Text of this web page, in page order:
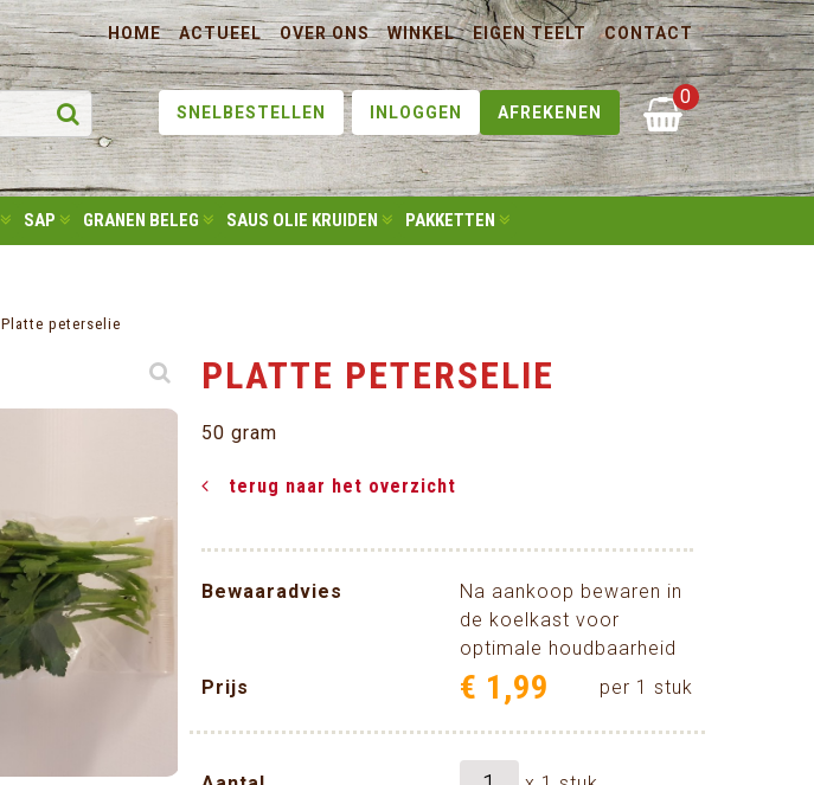
HOME ACTUEEL OVER ONS WINKEL EIGEN TEELT CONTACT
SNELBESTELLEN INLOGGEN AFREKENEN
0
SAP GRANEN BELEG SAUS OLIE KRUIDEN PAKKETTEN
Platte peterselie
PLATTE PETERSELIE
50 gram
terug naar het overzicht
Bewaaradvies
Na aankoop bewaren in
de koelkast voor
optimale houdbaarheid
Prijs
€ 1 ,99 per 1 stuk